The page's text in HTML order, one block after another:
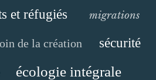
et réfugiés migrations
de la création sécurité
écologie intégrale